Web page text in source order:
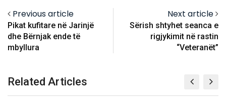
Previous article
Pikat kufitare në Jarinjë
dhe Bërnjak ende të
mbyllura
Next article
Sërish shtyhet seanca e
rigjykimit në rastin
“Veteranët”
Related Articles